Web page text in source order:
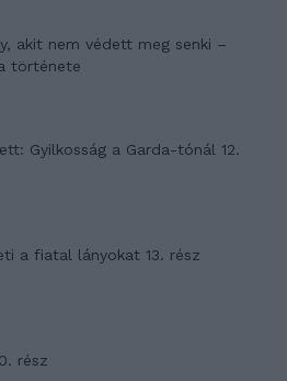
akit nem védett meg senki –
története
Gyilkosság a Garda-tónál 12.
a fiatal lányokat 13. rész
rész